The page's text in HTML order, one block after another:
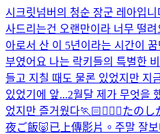
시크릿넘버의 청순 장군 레아입
사드리는건 오랜만이라 너무 떨
아로서 산 이 5년이라는 시간이
부였어요 나는 락키들의 특별한
들고 지칠 때도 물론 있었지만 지
있었기에 앞...2월달 제가 무엇을
었지만 즐거웠다🏃🏻🏃🏻‍♀️たのし
夜ご飯🐷已上傳影片。 주말 잘